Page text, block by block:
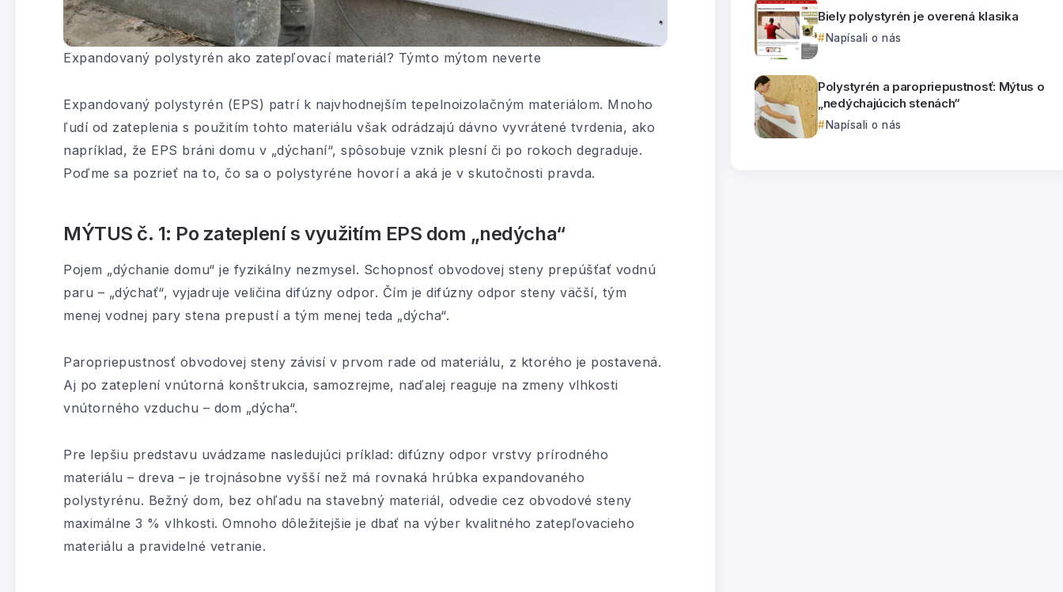
Expandovaný polystyrén ako zatepľovací materiál? Týmto mýtom neverte
Expandovaný polystyrén (EPS) patrí k najvhodnejším tepelnoizolačným materiálom. Mnoho
ľudí od zateplenia s použitím tohto materiálu však odrádzajú dávno vyvrátené tvrdenia, ako
napríklad, že EPS bráni domu v „dýchaní“, spôsobuje vznik plesní či po rokoch degraduje.
Poďme sa pozrieť na to, čo sa o polystyréne hovorí a aká je v skutočnosti pravda.
MÝTUS č. 1: Po zateplení s využitím EPS dom „nedýcha“
Pojem „dýchanie domu“ je fyzikálny nezmysel. Schopnosť obvodovej steny prepúšťať vodnú
paru – „dýchať“, vyjadruje veličina difúzny odpor. Čím je difúzny odpor steny väčší, tým
menej vodnej pary stena prepustí a tým menej teda „dýcha“.
Paropriepustnosť obvodovej steny závisí v prvom rade od materiálu, z ktorého je postavená.
Aj po zateplení vnútorná konštrukcia, samozrejme, naďalej reaguje na zmeny vlhkosti
vnútorného vzduchu – dom „dýcha“.
Pre lepšiu predstavu uvádzame nasledujúci príklad: difúzny odpor vrstvy prírodného
materiálu – dreva – je trojnásobne vyšší než má rovnaká hrúbka expandovaného
polystyrénu. Bežný dom, bez ohľadu na stavebný materiál, odvedie cez obvodové steny
maximálne 3 % vlhkosti. Omnoho dôležitejšie je dbať na výber kvalitného zatepľovacieho
materiálu a pravidelné vetranie.
Biely polystyrén je overená klasika
Napísali o nás
Polystyrén a paropriepustnosť: Mýtus o
„nedýchajúcich stenách“
Napísali o nás